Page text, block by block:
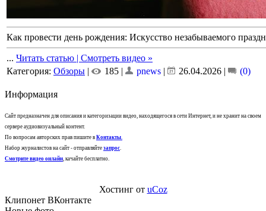
Как провести день рождения: Искусство незабываемого
... Читать статью | Смотреть видео »
Категория: Обзоры | 185 | pnews | 26.04.2026 | (0)
Информация
Сайт предназначен для описания и категоризации видео, находящегося в сети Интернет, и не хранит на своем
сервере аудиовизуальный контент.
По вопросам авторских прав пишите в Контакты.
Набор журналистов на сайт - отправляйте запрос.
Смотрите видео онлайн, качайте бесплатно.
Хостинг от uCoz
Клипонет ВКонтакте